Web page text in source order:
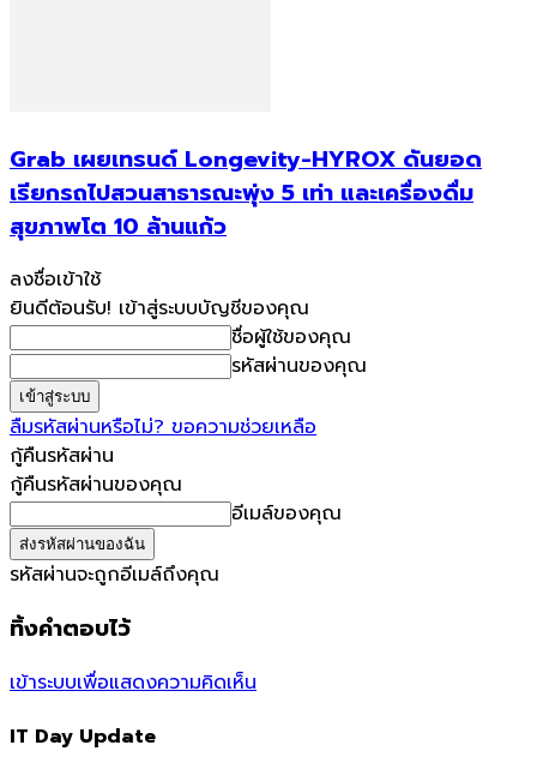
Grab เผยเทรนด์ Longevity-HYROX ดันยอด
เรียกรถไปสวนสาธารณะพุ่ง 5 เท่า และเครื่องดื่ม
สุขภาพโต 10 ล้านแก้ว
ลงชื่อเข้าใช้
ยินดีต้อนรับ! เข้าสู่ระบบบัญชีของคุณ
ชื่อผู้ใช้ของคุณ
รหัสผ่านของคุณ
ลืมรหัสผ่านหรือไม่? ขอความช่วยเหลือ
กู้คืนรหัสผ่าน
กู้คืนรหัสผ่านของคุณ
อีเมล์ของคุณ
รหัสผ่านจะถูกอีเมล์ถึงคุณ
ทิ้งคำตอบไว้
เข้าระบบเพื่อแสดงความคิดเห็น
IT Day Update